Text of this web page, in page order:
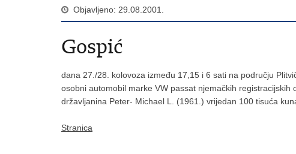
Objavljeno: 29.08.2001.
Gospić
dana 27./28. kolovoza između 17,15 i 6 sati na području
osobni automobil marke VW passat njemačkih registracijskih
državljanina Peter- Michael L. (1961.) vrijedan 100 tisuća
Stranica